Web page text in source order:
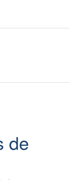
de